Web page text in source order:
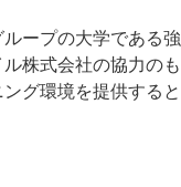
ープの大学である強
株式会社の協力のも
グ環境を提供すると